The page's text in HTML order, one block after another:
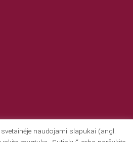
sąlygos naudojami slapukai (angl.